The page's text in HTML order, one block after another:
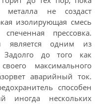
металла не создаст
изолирующая смесь
прессовка.
является одним из
Задолго до того как
максимального
аварийный ток.
способен
иногда нескольких